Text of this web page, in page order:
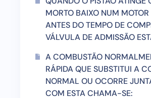
MORTO BAIXO NUM MOTOR
ANTES DO TEMPO DE
VÁLVULA DE ADMISSÃO
A COMBUSTÃO
RÁPIDA QUE SUBSTITUI A
NORMAL OU OCORRE
COM ESTA CHAMA-SE: